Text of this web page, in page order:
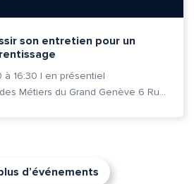
son entretien pour un
à 16:30 | en présentiel
Cité des Métiers du Grand Genève 6 Rue Prévost-Martin 1205 Genève
d’événements